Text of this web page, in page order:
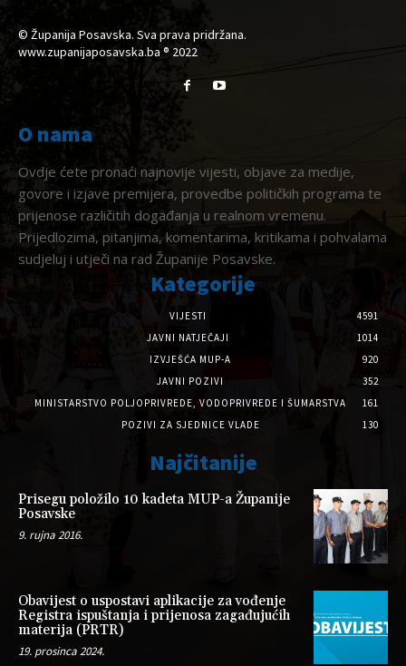
© Županija Posavska. Sva prava pridržana.
www.zupanijaposavska.ba ® 2022
O nama
Ovdje ćete pronaći najnovije vijesti, objave za medije,
govore i izjave premijera, provedbe političkih programa te
prijenose različitih događanja u realnom vremenu.
Prijedlozima, pitanjima, komentarima, kritikama i pohvalama
sudjeluj i utječi na rad Županije Posavske.
Kategorije
VIJESTI
4591
JAVNI NATJEČAJI
1014
IZVJEŠĆA MUP-A
920
JAVNI POZIVI
352
MINISTARSTVO POLJOPRIVREDE, VODOPRIVREDE I ŠUMARSTVA
161
POZIVI ZA SJEDNICE VLADE
130
Najčitanije
Prisegu položilo 10 kadeta MUP-a Županije
Posavske
9. rujna 2016.
Obavijest o uspostavi aplikacije za vođenje
Registra ispuštanja i prijenosa zagađujućih
materija (PRTR)
19. prosinca 2024.